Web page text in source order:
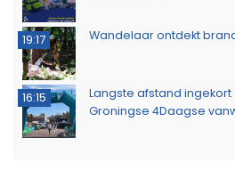
19:17 Wandelaar ontdekt
16:15
Langste afstand
Groningse 4Daagse